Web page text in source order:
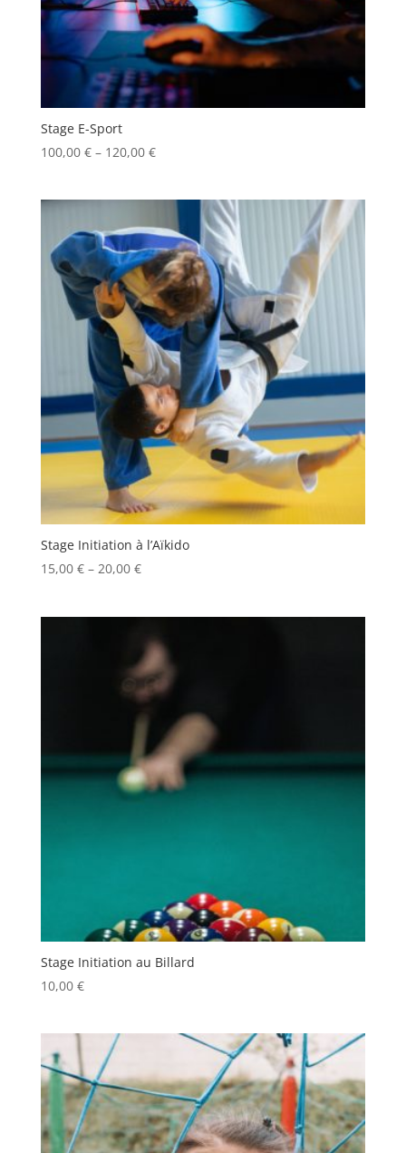
Stage E-Sport
100,00 €– 120,00 €
Stage Initiation à l’Aïkido
15,00 €– 20,00 €
Stage Initiation au Billard
10,00 €